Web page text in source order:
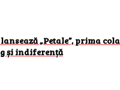
„Petale”, prima
și indiferență